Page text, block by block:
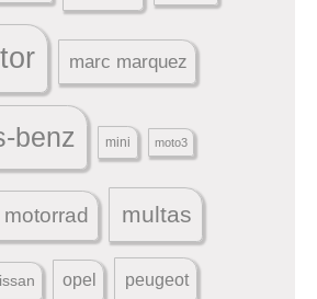
marc marquez
benz mini moto3
motorrad multas
opel peugeot